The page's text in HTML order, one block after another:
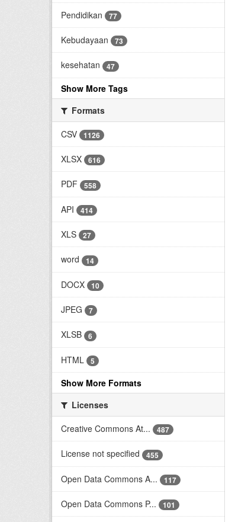
Pendidikan 77
Kebudayaan 73
kesehatan 47
Show More Tags
Formats
CSV
1126
XLSX 616
PDF 558
API 414
XLS 27
word 14
DOCX 10
JPEG 7
XLSB 6
HTML 5
Show More Formats
Licenses
Creative Commons At...
487
License not specified 455
Open Data Commons A... 117
Open Data Commons P... 101